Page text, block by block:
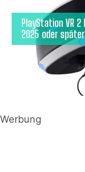
PlayStation VR
2025 oder später
Werbung